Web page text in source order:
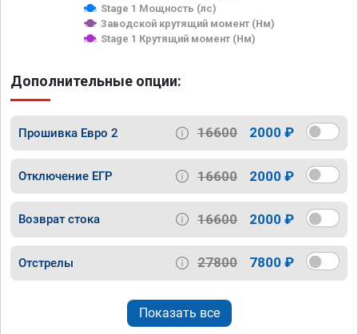
Stage 1 Мощность (лс)
Заводской крутящий момент (Нм)
Stage 1 Крутящий момент (Нм)
Дополнительные опции:
Прошивка Евро 2 16600 2000 ₽
Отключение ЕГР 16600 2000 ₽
Возврат стока 16600 2000 ₽
Отстрелы 27800 7800 ₽
Показать все